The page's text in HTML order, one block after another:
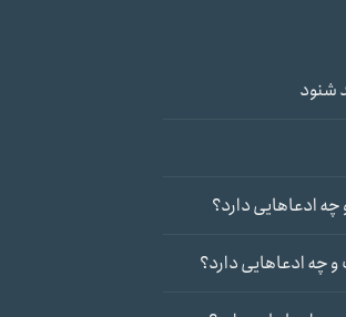
شنود
ادعاهایی دارد؟
چه ادعاهایی دارد؟